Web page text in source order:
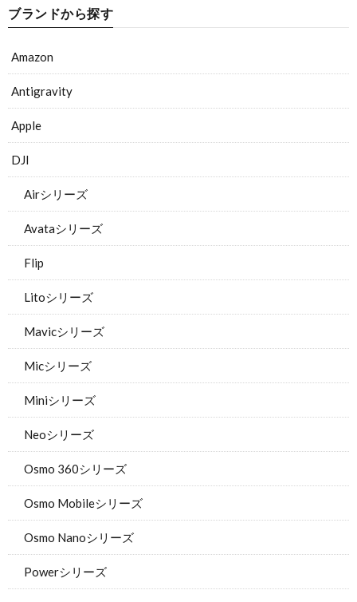
ブランドから探す
Amazon
Antigravity
Apple
DJI
Airシリーズ
Avataシリーズ
Flip
Litoシリーズ
Mavicシリーズ
Micシリーズ
Miniシリーズ
Neoシリーズ
Osmo 360シリーズ
Osmo Mobileシリーズ
Osmo Nanoシリーズ
Powerシリーズ